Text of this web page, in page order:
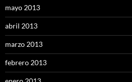
mayo 2013
abril 2013
marzo 2013
febrero 2013